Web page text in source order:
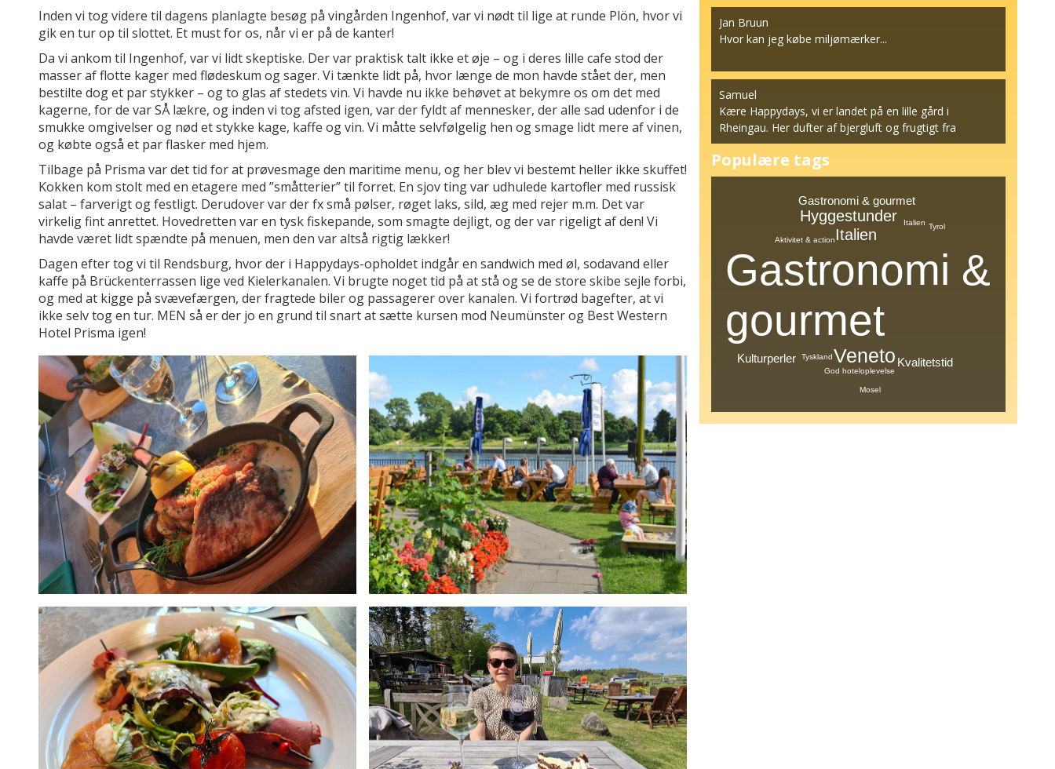
Inden vi tog videre til dagens planlagte besøg på vingården Ingenhof, var vi nødt til lige at runde Plön, hvor vi
gik en tur op til slottet. Et must for os, når vi er på de kanter!
Da vi ankom til Ingenhof, var vi lidt skeptiske. Der var praktisk talt ikke et øje – og i deres lille cafe stod der
masser af flotte kager med flødeskum og sager. Vi tænkte lidt på, hvor længe de mon havde stået der, men
bestilte dog et par stykker – og to glas af stedets vin. Vi havde nu ikke behøvet at bekymre os om det med
kagerne, for de var SÅ lækre, og inden vi tog afsted igen, var der fyldt af mennesker, der alle sad udenfor i de
smukke omgivelser og nød et stykke kage, kaffe og vin. Vi måtte selvfølgelig hen og smage lidt mere af vinen,
og købte også et par flasker med hjem.
Tilbage på Prisma var det tid for at prøvesmage den maritime menu, og her blev vi bestemt heller ikke skuffet!
Kokken kom stolt med en etagere med ”småtterier” til forret. En sjov ting var udhulede kartofler med russisk
salat – farverigt og festligt. Derudover var der fx små pølser, røget laks, sild, æg med rejer m.m. Det var
virkelig fint anrettet. Hovedretten var en tysk fiskepande, som smagte dejligt, og der var rigeligt af den! Vi
havde været lidt spændte på menuen, men den var altså rigtig lækker!
Dagen efter tog vi til Rendsburg, hvor der i Happydays-opholdet indgår en sandwich med øl, sodavand eller
kaffe på Brückenterrassen lige ved Kielerkanalen. Vi brugte noget tid på at stå og se de store skibe sejle forbi,
og med at kigge på svævefærgen, der fragtede biler og passagerer over kanalen. Vi fortrød bagefter, at vi
ikke selv tog en tur. MEN så er der jo en grund til snart at sætte kursen mod Neumünster og Best Western
Hotel Prisma igen!
Jan Bruun
Hvor kan jeg købe miljømærker...
Samuel
Kære Happydays, vi er landet på en lille gård i
Rheingau. Her dufter af bjergluft og frugtigt fra
vinstok...
Populære tags
Gastronomi &
gourmet
Veneto
Italien
Hyggestunder
Gastronomi & gourmet
Kvalitetstid
Kulturperler
Aktivitet & action
God hoteloplevelse
Tyskland
Italien
Tyrol
Mosel